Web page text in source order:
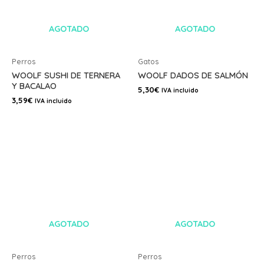
AGOTADO
Perros
WOOLF SUSHI DE TERNERA
Y BACALAO
3,59€ IVA incluido
AGOTADO
Gatos
WOOLF DADOS DE SALMÓN
5,30€ IVA incluido
AGOTADO
Perros
AGOTADO
Perros